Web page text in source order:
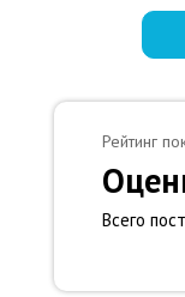
Рейтинг
Всего